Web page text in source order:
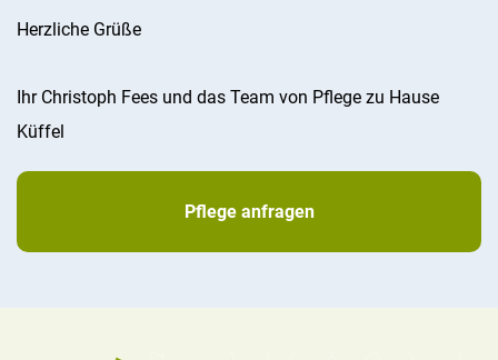
Herzliche Grüße
Ihr Christoph Fees und das Team von Pflege zu Hause
Küffel
Pflege anfragen